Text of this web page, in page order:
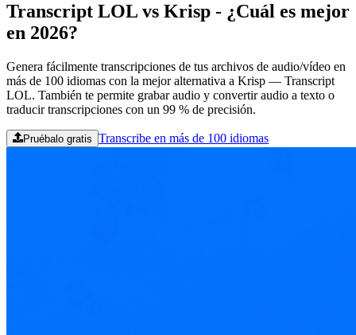
Transcript LOL vs Krisp - ¿Cuál es mejor
en 2026?
Genera fácilmente transcripciones de tus archivos de audio/vídeo en
más de 100 idiomas con la mejor alternativa a Krisp — Transcript
LOL. También te permite grabar audio y convertir audio a texto o
traducir transcripciones con un 99 % de precisión.
Pruébalo gratis Transcribe en más de 100 idiomas